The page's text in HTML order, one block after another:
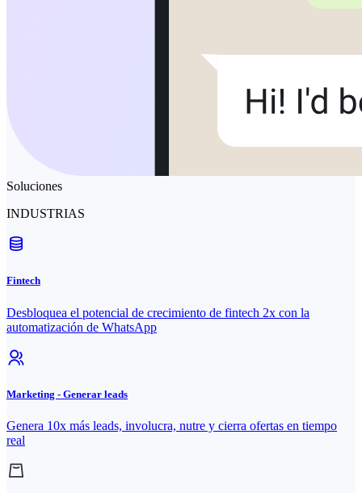
Soluciones
INDUSTRIAS
Fintech
Desbloquea el potencial de crecimiento de fintech 2x con la
automatización de WhatsApp
Marketing - Generar leads
Genera 10x más leads, involucra, nutre y cierra ofertas en tiempo
real